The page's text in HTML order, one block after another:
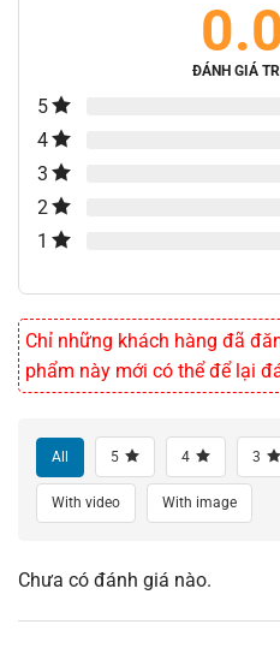
ĐÁNH GIÁ
5
4
3
2
1
Chỉ những khách hàng đã
phẩm này mới có thể để lại
All 5 4 3
With video With image
Chưa có đánh giá nào.